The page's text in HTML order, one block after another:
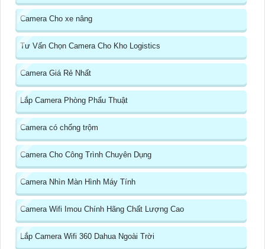
Camera Cho xe nâng
Tư Vấn Chọn Camera Cho Kho Logistics
Camera Giá Rẻ Nhất
Lắp Camera Phòng Phẩu Thuật
Camera có chống trộm
Camera Cho Công Trình Chuyên Dụng
Camera Nhìn Màn Hình Máy Tính
Camera Wifi Imou Chính Hãng Chất Lượng Cao
Lắp Camera Wifi 360 Dahua Ngoài Trời